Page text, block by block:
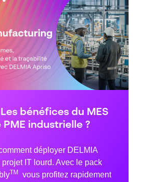
bénéfices du MES
PME industrielle ?
déployer DELMIA
IT lourd. Avec le pack
TM
vous profitez rapidement